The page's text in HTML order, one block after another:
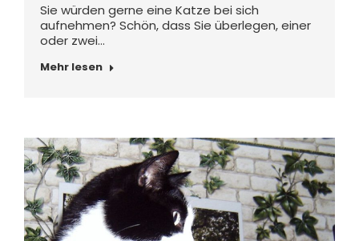
Sie würden gerne eine Katze bei sich
aufnehmen? Schön, dass Sie überlegen, einer
oder zwei…
Mehr lesen